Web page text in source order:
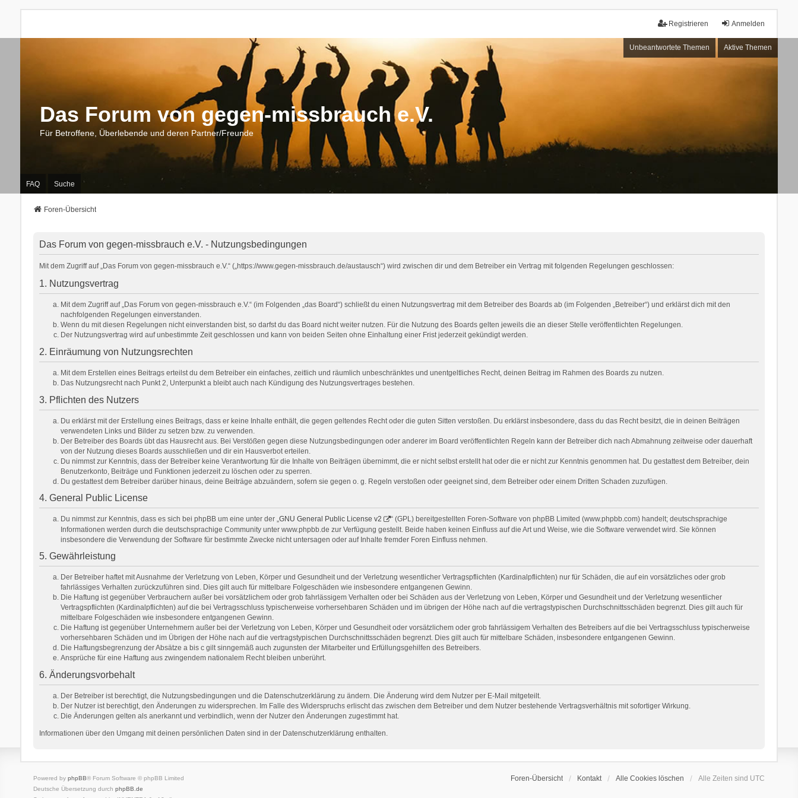
Anmelden
Registrieren
Unbeantwortete Themen Aktive Themen
Das Forum von gegen-missbrauch e.V.
Für Betroffene, Überlebende und deren Partner/Freunde
FAQ Suche
Foren-Übersicht
Das Forum von gegen-missbrauch e.V. - Nutzungsbedingungen
Mit dem Zugriff auf „Das Forum von gegen-missbrauch e.V.“ („https://www.gegen-missbrauch.de/austausch“) wird zwischen dir und dem Betreiber ein Vertrag mit folgenden Regelungen geschlossen:
1. Nutzungsvertrag
Mit dem Zugriff auf „Das Forum von gegen-missbrauch e.V.“ (im Folgenden „das Board“) schließt du einen Nutzungsvertrag mit dem Betreiber des Boards ab (im Folgenden „Betreiber“) und erklärst dich mit den
nachfolgenden Regelungen einverstanden.
Wenn du mit diesen Regelungen nicht einverstanden bist, so darfst du das Board nicht weiter nutzen. Für die Nutzung des Boards gelten jeweils die an dieser Stelle veröffentlichten Regelungen.
Der Nutzungsvertrag wird auf unbestimmte Zeit geschlossen und kann von beiden Seiten ohne Einhaltung einer Frist jederzeit gekündigt werden.
2. Einräumung von Nutzungsrechten
Mit dem Erstellen eines Beitrags erteilst du dem Betreiber ein einfaches, zeitlich und räumlich unbeschränktes und unentgeltliches Recht, deinen Beitrag im Rahmen des Boards zu nutzen.
Das Nutzungsrecht nach Punkt 2, Unterpunkt a bleibt auch nach Kündigung des Nutzungsvertrages bestehen.
3. Pflichten des Nutzers
Du erklärst mit der Erstellung eines Beitrags, dass er keine Inhalte enthält, die gegen geltendes Recht oder die guten Sitten verstoßen. Du erklärst insbesondere, dass du das Recht besitzt, die in deinen Beiträgen
verwendeten Links und Bilder zu setzen bzw. zu verwenden.
Der Betreiber des Boards übt das Hausrecht aus. Bei Verstößen gegen diese Nutzungsbedingungen oder anderer im Board veröffentlichten Regeln kann der Betreiber dich nach Abmahnung zeitweise oder dauerhaft
von der Nutzung dieses Boards ausschließen und dir ein Hausverbot erteilen.
Du nimmst zur Kenntnis, dass der Betreiber keine Verantwortung für die Inhalte von Beiträgen übernimmt, die er nicht selbst erstellt hat oder die er nicht zur Kenntnis genommen hat. Du gestattest dem Betreiber, dein
Benutzerkonto, Beiträge und Funktionen jederzeit zu löschen oder zu sperren.
Du gestattest dem Betreiber darüber hinaus, deine Beiträge abzuändern, sofern sie gegen o. g. Regeln verstoßen oder geeignet sind, dem Betreiber oder einem Dritten Schaden zuzufügen.
4. General Public License
Du nimmst zur Kenntnis, dass es sich bei phpBB um eine unter der „GNU General Public License v2
“ (GPL) bereitgestellten Foren-Software von phpBB Limited (www.phpbb.com) handelt; deutschsprachige
Informationen werden durch die deutschsprachige Community unter www.phpbb.de zur Verfügung gestellt. Beide haben keinen Einfluss auf die Art und Weise, wie die Software verwendet wird. Sie können
insbesondere die Verwendung der Software für bestimmte Zwecke nicht untersagen oder auf Inhalte fremder Foren Einfluss nehmen.
5. Gewährleistung
Der Betreiber haftet mit Ausnahme der Verletzung von Leben, Körper und Gesundheit und der Verletzung wesentlicher Vertragspflichten (Kardinalpflichten) nur für Schäden, die auf ein vorsätzliches oder grob
fahrlässiges Verhalten zurückzuführen sind. Dies gilt auch für mittelbare Folgeschäden wie insbesondere entgangenen Gewinn.
Die Haftung ist gegenüber Verbrauchern außer bei vorsätzlichem oder grob fahrlässigem Verhalten oder bei Schäden aus der Verletzung von Leben, Körper und Gesundheit und der Verletzung wesentlicher
Vertragspflichten (Kardinalpflichten) auf die bei Vertragsschluss typischerweise vorhersehbaren Schäden und im übrigen der Höhe nach auf die vertragstypischen Durchschnittsschäden begrenzt. Dies gilt auch für
mittelbare Folgeschäden wie insbesondere entgangenen Gewinn.
Die Haftung ist gegenüber Unternehmern außer bei der Verletzung von Leben, Körper und Gesundheit oder vorsätzlichem oder grob fahrlässigem Verhalten des Betreibers auf die bei Vertragsschluss typischerweise
vorhersehbaren Schäden und im Übrigen der Höhe nach auf die vertragstypischen Durchschnittsschäden begrenzt. Dies gilt auch für mittelbare Schäden, insbesondere entgangenen Gewinn.
Die Haftungsbegrenzung der Absätze a bis c gilt sinngemäß auch zugunsten der Mitarbeiter und Erfüllungsgehilfen des Betreibers.
Ansprüche für eine Haftung aus zwingendem nationalem Recht bleiben unberührt.
6. Änderungsvorbehalt
Der Betreiber ist berechtigt, die Nutzungsbedingungen und die Datenschutzerklärung zu ändern. Die Änderung wird dem Nutzer per E-Mail mitgeteilt.
Der Nutzer ist berechtigt, den Änderungen zu widersprechen. Im Falle des Widerspruchs erlischt das zwischen dem Betreiber und dem Nutzer bestehende Vertragsverhältnis mit sofortiger Wirkung.
Die Änderungen gelten als anerkannt und verbindlich, wenn der Nutzer den Änderungen zugestimmt hat.
Informationen über den Umgang mit deinen persönlichen Daten sind in der Datenschutzerklärung enthalten.
Foren-Übersicht Kontakt Alle Cookies löschen Alle Zeiten sind UTC
Powered by phpBB® Forum Software © phpBB Limited
Deutsche Übersetzung durch phpBB.de